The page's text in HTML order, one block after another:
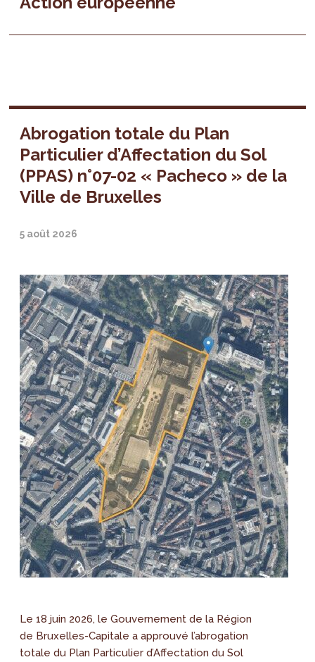
Abrogation totale du Plan
Particulier d’Affectation du Sol
(PPAS) n°07-02 « Pacheco » de la
Ville de Bruxelles
5 août 2026
Le 18 juin 2026, le Gouvernement de la Région
de Bruxelles-Capitale a approuvé l’abrogation
totale du Plan Particulier d’Affectation du Sol